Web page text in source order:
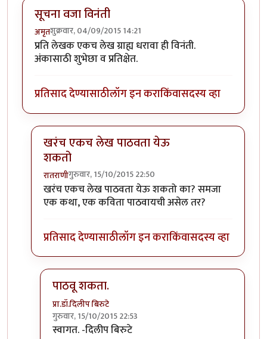
सूचना वजा विनंती
अमृतशुक्रवार, 04/09/2015 14:21
प्रति लेखक एकच लेख ग्राह्य धरावा ही विनंती.
अंकासाठी शुभेछा व प्रतिक्षेत.
प्रतिसाद देण्यासाठीलॉग इन कराकिंवासदस्य व्हा
खरंच एकच लेख पाठवता येऊ
शकतो
रातराणीगुरुवार, 15/10/2015 22:50
In reply toसूचना वजा विनंतीbyअमृत
खरंच एकच लेख पाठवता येऊ शकतो का? समजा
एक कथा, एक कविता पाठवायची असेल तर?
प्रतिसाद देण्यासाठीलॉग इन कराकिंवासदस्य व्हा
पाठवू शकता.
प्रा.डॉ.दिलीप बिरुटे
गुरुवार, 15/10/2015 22:53
In reply toखरंच एकच लेख पाठवता येऊ शकतो
स्वागत. -दिलीप बिरुटे